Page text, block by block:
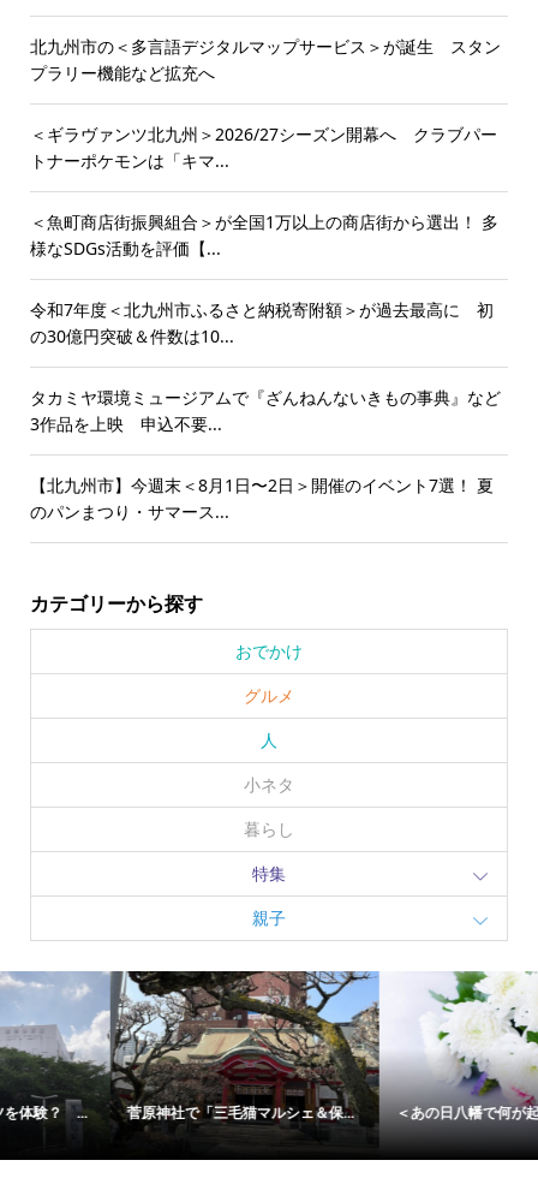
北九州市の＜多言語デジタルマップサービス＞が誕生 スタン
プラリー機能など拡充へ
＜ギラヴァンツ北九州＞2026/27シーズン開幕へ クラブパー
トナーポケモンは「キマ...
＜魚町商店街振興組合＞が全国1万以上の商店街から選出！ 多
様なSDGs活動を評価【...
令和7年度＜北九州市ふるさと納税寄附額＞が過去最高に 初
の30億円突破＆件数は10...
タカミヤ環境ミュージアムで『ざんねんないきもの事典』など
3作品を上映 申込不要...
【北九州市】今週末＜8月1日〜2日＞開催のイベント7選！ 夏
のパンまつり・サマース...
カテゴリーから探す
おでかけ
グルメ
人
小ネタ
暮らし
特集
親子
＜あの日八幡で何が起こったのか...
「Z世代はみ出せコンテスト
2026」...